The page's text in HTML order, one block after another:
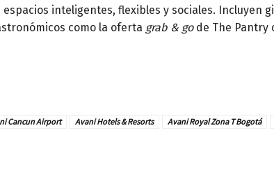
inteligentes, flexibles y sociales. Incluyen
como la oferta grab & gode The Pantry
Cancun Airport Avani Hotels & Resorts Avani Royal Zona T Bogotá